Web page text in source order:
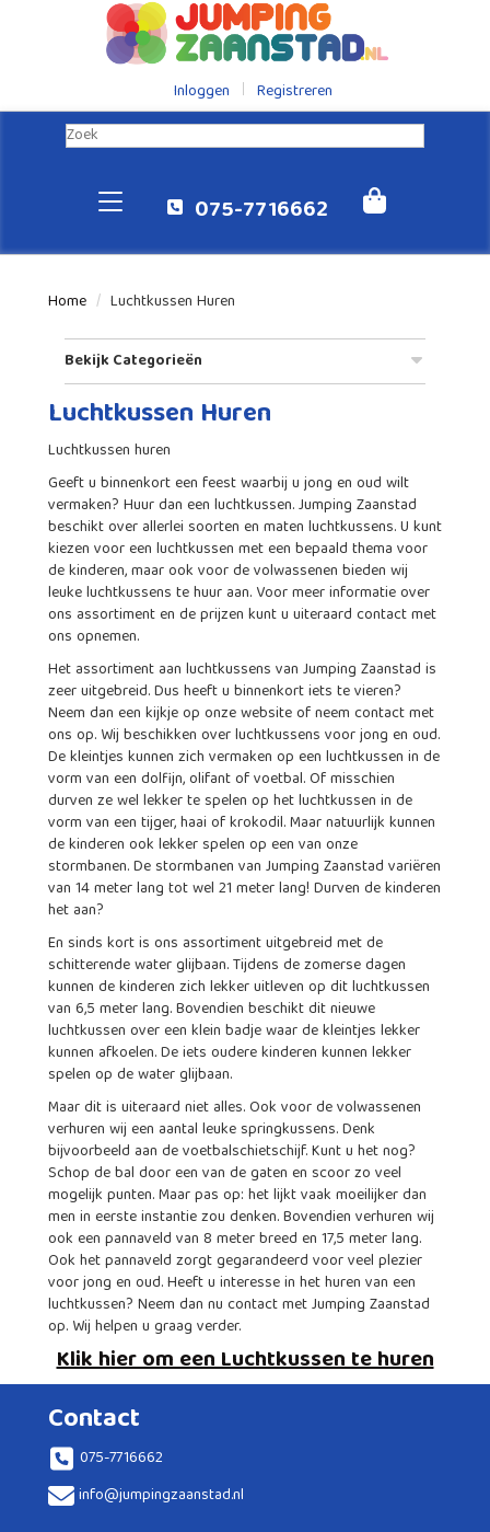
Inloggen Registreren
075-7716662
Home Luchtkussen Huren
Bekijk Categorieën
Luchtkussen Huren
Luchtkussen huren
Geeft u binnenkort een feest waarbij u jong en oud wilt
vermaken? Huur dan een luchtkussen. Jumping Zaanstad
beschikt over allerlei soorten en maten luchtkussens. U kunt
kiezen voor een luchtkussen met een bepaald thema voor
de kinderen, maar ook voor de volwassenen bieden wij
leuke luchtkussens te huur aan. Voor meer informatie over
ons assortiment en de prijzen kunt u uiteraard contact met
ons opnemen.
Het assortiment aan luchtkussens van Jumping Zaanstad is
zeer uitgebreid. Dus heeft u binnenkort iets te vieren?
Neem dan een kijkje op onze website of neem contact met
ons op. Wij beschikken over luchtkussens voor jong en oud.
De kleintjes kunnen zich vermaken op een luchtkussen in de
vorm van een dolfijn, olifant of voetbal. Of misschien
durven ze wel lekker te spelen op het luchtkussen in de
vorm van een tijger, haai of krokodil. Maar natuurlijk kunnen
de kinderen ook lekker spelen op een van onze
stormbanen. De stormbanen van Jumping Zaanstad variëren
van 14 meter lang tot wel 21 meter lang! Durven de kinderen
het aan?
En sinds kort is ons assortiment uitgebreid met de
schitterende water glijbaan. Tijdens de zomerse dagen
kunnen de kinderen zich lekker uitleven op dit luchtkussen
van 6,5 meter lang. Bovendien beschikt dit nieuwe
luchtkussen over een klein badje waar de kleintjes lekker
kunnen afkoelen. De iets oudere kinderen kunnen lekker
spelen op de water glijbaan.
Maar dit is uiteraard niet alles. Ook voor de volwassenen
verhuren wij een aantal leuke springkussens. Denk
bijvoorbeeld aan de voetbalschietschijf. Kunt u het nog?
Schop de bal door een van de gaten en scoor zo veel
mogelijk punten. Maar pas op: het lijkt vaak moeilijker dan
men in eerste instantie zou denken. Bovendien verhuren wij
ook een pannaveld van 8 meter breed en 17,5 meter lang.
Ook het pannaveld zorgt gegarandeerd voor veel plezier
voor jong en oud. Heeft u interesse in het huren van een
luchtkussen? Neem dan nu contact met Jumping Zaanstad
op. Wij helpen u graag verder.
Klik hier om een Luchtkussen te huren
Contact
075-7716662
info@jumpingzaanstad.nl